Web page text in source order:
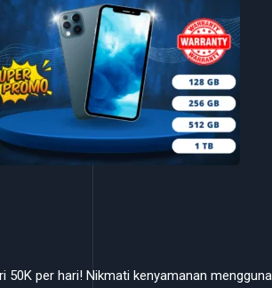
50K per hari! Nikmati kenyamanan